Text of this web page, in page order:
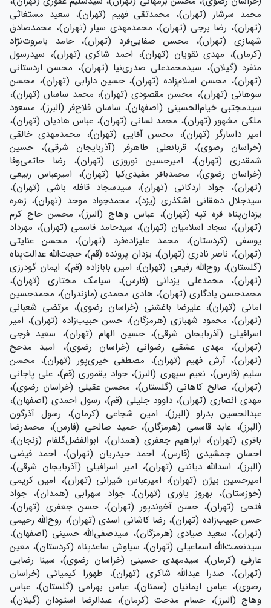
محمد سرشار (تهران)، محمدتقی فهیم (تهران)، سعید مستغاثی
(تهران)، رضا برجی (تهران)، محمدمهدی سیار (تهران)، محمدصادق
شهبازی (تهران)، محسن صفایی‌فرد (تهران)، حامد بامروت‌نژاد
(کرمان)، مهدی نقویان (تهران)، احمد شاکری (تهران)، سیدرسول
منفرد (گیلان)، سیدمحمدعلی صدری‌نیا (تهران)، محسن اردستانی
(تهران)، محسن اسلام‌زاده (تهران)، حسین دارابی (تهران)، محسن
سوهانی (تهران)، محسن مقصودی (تهران)، محمد ساسان (تهران)،
سیدمجتبی خیام‌الحسینی (اصفهان)، ساسان فلاح‌فر (البرز)، مسعود
ملکی مشهور (تهران)، محمد لسانی (تهران)، عباس هادیان (تهران)،
امیر داسارگر (تهران)، محسن آقایی (تهران)، محمدمهدی خالقی
(خراسان رضوی)، قربانعلی طاهرفر (آذربایجان شرقی)، حسین
شمقدری (تهران)، امیرحسین نوروزی (تهران)، رضا حاتمی‌وفا
(خراسان رضوی)، محمدباقر مفیدی‌کیا (تهران)، امیرعباس ربیعی
(تهران)، جواد اردکانی (تهران)، سیدسجاد قافله باشی (تهران)،
سیدجلال دهقانی اشکذری (یزد)، محمدجواد موحد (تهران)، زهره
یزدان‌پناه قره تپه (تهران)، عباس وهاج (البرز)، محسن حاج کرم
(تهران)، سجاد اسلامیان (تهران)، سیدحامد قاسمی (تهران)، مهرداد
یوسفی (کردستان)، محمد علیزاده‌فرد (تهران)، محسن عنایتی
(تهران)، ناصر نادری (تهران)، یزدان پرونده (قم)، حجت‌الله عدالت‌پناه
(گلستان)، روح‌الله رفیعی (تهران)، امین بابازاده (قم)، ایمان گودرزی
(تهران)، محمدعلی یزدانی (فارس)، سیامک مختاری (تهران)،
محمدحسن یادگاری (تهران)، هادی محمدی (مازندران)، محمدحسین
امانی (تهران)، علیرضا باغشنی (خراسان رضوی)، مرتضی شعبانی
(تهران)، محمود شهبازی (هرمزگان)، حسن حبیب‌زاده (تهران)، امیر
اسرافیلی (آذربایجان شرقی)، حسین الهام (تهران)، سعید فرجی
(تهران)، مهدی عشقی رضوانی (خراسان رضوی)، امید مدحج
(تهران)، آرش فهیم (تهران)، مصطفی خیری‌پور (تهران)، محسن
سلیم (فارس)، نعیم سپهری (البرز)، جواد یقموری (قم)، علی پاجانی
(تهران)، صالح کاهانی (گلستان)، محسن عقیلی (خراسان رضوی)،
مهدی انصاری (تهران)، داوود جلیلی (قم)، رسول احمدی (اصفهان)،
عبدالحسین بدرلو (البرز)، امین شجاعی (کرمان)، رسول آذرگون
(البرز)، عابد قاسمی (هرمزگان)، حمید صالحی (فارس)، محمدرضا
باقری (تهران)، ابراهیم جعفری (همدان)، ابوالفضل‌گلفام (زنجان)،
احسان جمشیدی (فارس)، احمد حیدریان (تهران)، احمد فیضی
(البرز)، اسدالله دیانتی (تهران)، امیر اسرافیلی (آذربایجان شرقی)،
امیرحسین بیژن (تهران)، امیرعباس شیرانی (تهران)، امین کریمی
(خوزستان)، بهروز یاوری (تهران)، جواد سهرابی (همدان)، جواد
فتحی (تهران)، حسن آخوندپور (تهران)، حسن جعفری (تهران)،
حسن حبیب‌زاده (تهران)، رضا کاشانی اسدی (تهران)، روح‌الله رحیمی
(تهران)، سعید صیادی (هرمزگان)، سيدصفی‌الله حسینی (اصفهان)،
سيدنعمت‌الله اسماعیلی (تهران)، سیاوش ساعدپناه (کردستان)، معین
عارفی (کرمان)، سیدمهدی حسینی (خراسان رضوی)، سینا رضایی
(تهران)، صدرا عبدالله شاکری (تهران)، طهورا کیمیائی (خراسان
رضوی)، عباس ایمانیان (سمنان)، عباس بهرامی (گلستان)، عباس
وهاج (البرز)، حسام مدحت (کرمان)، عبدالرضا استودان (گیلان)،